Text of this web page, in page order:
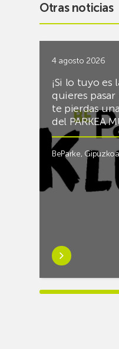
Otras noticias
4 agosto 2026
¡Si lo tuyo es
quieres
te pierdas
del PARKEA
BeParke, Gipuzkoa
Saber
más
sobre¡Si
lo